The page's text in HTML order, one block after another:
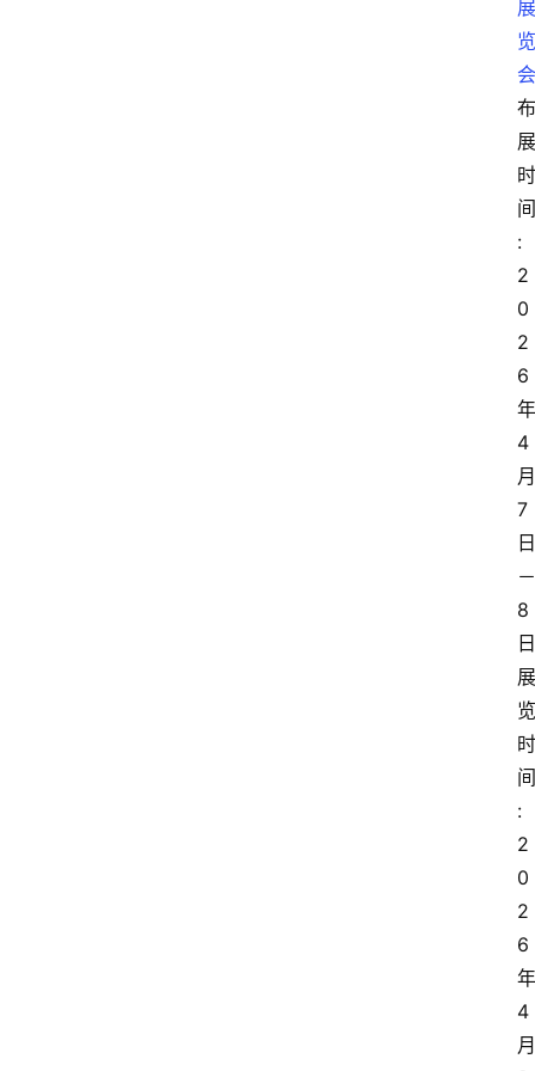
展
览
会
布
展
时
间
:
2
0
2
6
年
4
月
7
日
－
8
日
展
览
时
间
:
2
0
2
6
年
4
月